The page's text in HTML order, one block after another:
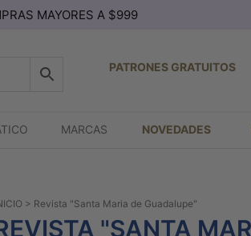
MAYORES A $999
PATRONES GRATUITOS
MARCAS NOVEDADES
> Revista "Santa Maria de Guadalupe"
"SANTA